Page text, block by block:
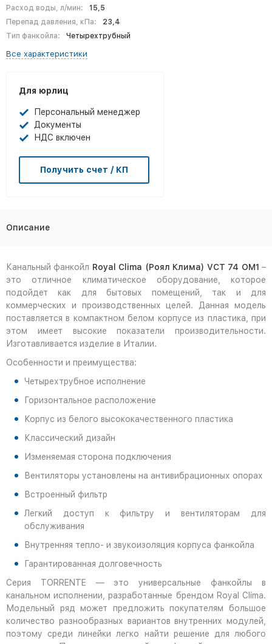
Расход воды, л/мин:
15,5
Перепад давления, кПа:
23,4
Тип фанкойла:
Четырехтрубный
Все характеристики
Для юрлиц
Персональный менеджер
Документы
НДС включен
Получить счет / КП
Описание
Канальный фанкойл Royal Clima (Роял Клима) VCT 74 OM1–
это отличное климатическое оборудование, которое
подойдет как для бытовых помещений, так и для
коммерческих и производственных целей. Данная модель
поставляется в компактном белом корпусе из пластика, при
этом имеет высокие показатели производительности.
Изготавливается изделие в Италии.
Особенности и преимущества:
Четырехтрубное исполнение
Горизонтальное расположение
Корпус из белого высококачественного пластика
Классический дизайн
Изменяемая сторона подключения
Вентиляторы установлены на антивибрационных опорах
Встроенный фильтр
Легкий доступ к фильтру и вентиляторам для
обслуживания
Внутренняя тепло- и звукоизоляция корпуса фанкойла
Гарантированная долговечность
Серия TORRENTE — это универсальные фанкойлы в
канальном исполнении, разработанные брендом Royal Clima.
Модельный ряд может предложить покупателям большое
количество разнообразных вариантов внутренних модулей,
поэтому среди линейки легко найти решение для любого